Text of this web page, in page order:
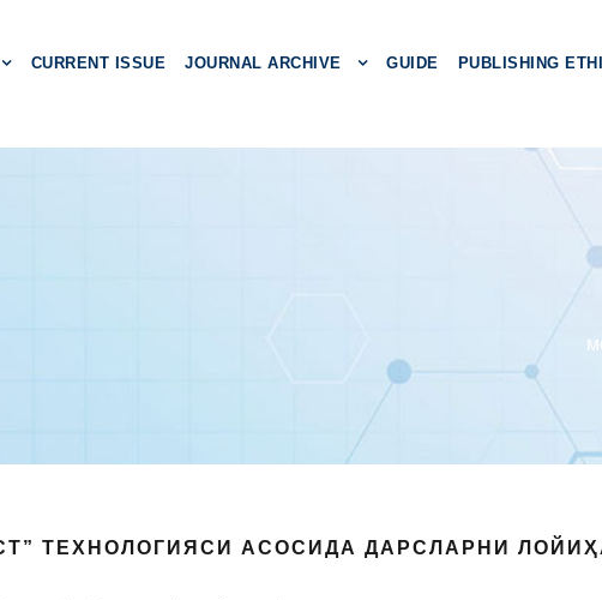
CURRENT ISSUE JOURNAL ARCHIVE GUIDE PUBLISHING
ТЕХНОЛОГИЯСИ АСОСИДА ДАРСЛАРНИ